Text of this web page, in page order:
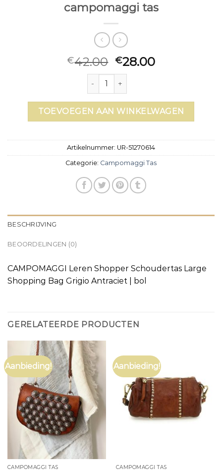
campomaggi tas
€42.00 €28.00
campomaggi tas aantal
TOEVOEGEN AAN WINKELWAGEN
Artikelnummer: UR-51270614
Categorie: Campomaggi Tas
BESCHRIJVING
BEOORDELINGEN (0)
CAMPOMAGGI Leren Shopper Schoudertas Large
Shopping Bag Grigio Antraciet | bol
GERELATEERDE PRODUCTEN
Aanbieding!
CAMPOMAGGI TAS
Aanbieding!
CAMPOMAGGI TAS